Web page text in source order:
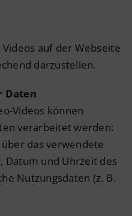
auf der Webseite
darzustellen.
Daten
Videos können
verarbeitet werden:
das verwendete
Datum und Uhrzeit des
Nutzungsdaten (z. B.